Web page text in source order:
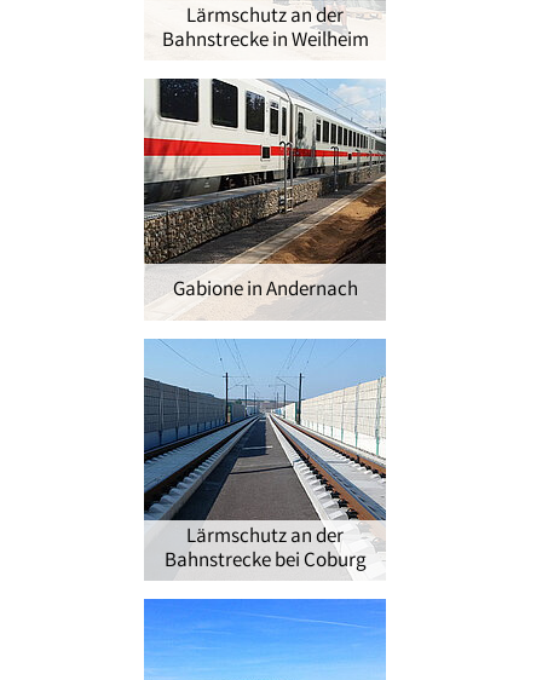
Lärmschutz an der
Bahnstrecke in Weilheim
Gabione in Andernach
Lärmschutz an der
Bahnstrecke bei Coburg